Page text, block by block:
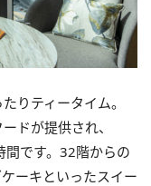
りティータイム。
ドが提供され、
です。32階からの
ーキといったスイー